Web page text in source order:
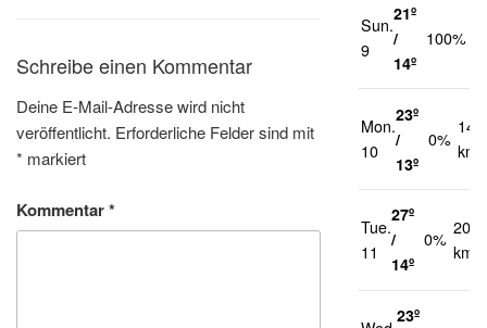
Schreibe einen Kommentar
Deine E-Mail-Adresse wird nicht
veröffentlicht. Erforderliche Felder sind mit
* markiert
Kommentar*
Sun.
9
21º
/
14º
100%
Mon.
10
23º
/
13º
0%
14
km/
Tue.
11
27º
/
14º
0%
20
km/h
23º